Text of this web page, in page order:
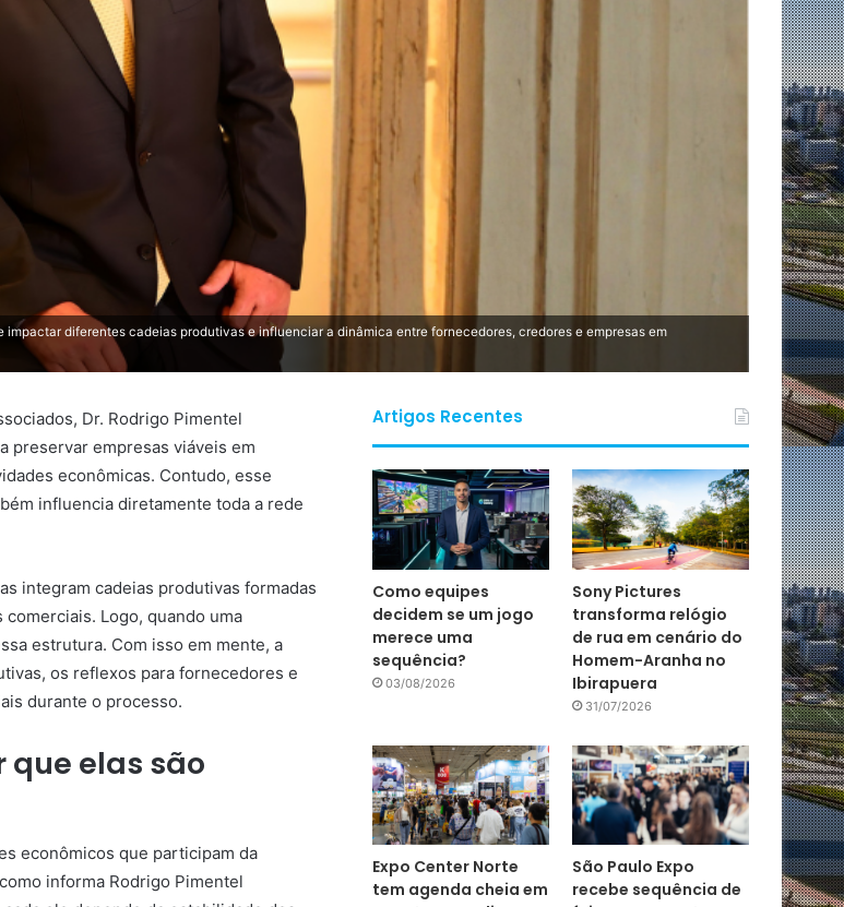
diferentes cadeias produtivas e influenciar a dinâmica entre fornecedores, credores e empresas em
Dr. Rodrigo Pimentel
preservar empresas viáveis em
econômicas. Contudo, esse
influencia diretamente toda a rede
integram cadeias produtivas formadas
Logo, quando uma
estrutura. Com isso em mente, a
os reflexos para fornecedores e
durante o processo.
que elas são
econômicos que participam da
informa Rodrigo Pimentel
Artigos Recentes
Como equipes
decidem se um jogo
merece uma
sequência?
03/08/2026
Sony Pictures
transforma relógio
de rua em cenário do
Homem-Aranha no
Ibirapuera
31/07/2026
Expo Center Norte
tem agenda cheia em
São Paulo Expo
recebe sequência de